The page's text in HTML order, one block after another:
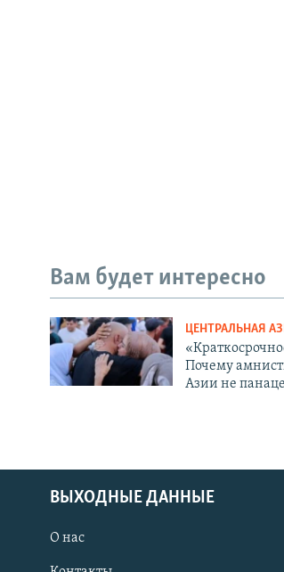
Вам будет интересно
ЦЕНТРАЛЬНАЯ
Почему
Азии не
ВЫХОДНЫЕ ДАННЫЕ
О нас